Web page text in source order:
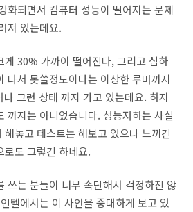
화되면서 컴퓨터 성능이 떨어지는 문제
져 있는데요.
게 30% 가까이 떨어진다, 그리고 심하
나서 못쓸정도이다는 이상한 루머까지
그런 상태 까지 가고 있는데요. 하지
까지는 아니었습니다. 성능저하는 사실
놓고 테스트는 해보고 있으나 느끼긴
로도 그렇긴 하네요.
쓰는 분들이 너무 속단해서 걱정하진 않
텔에서는 이 사안을 중대하게 보고 있